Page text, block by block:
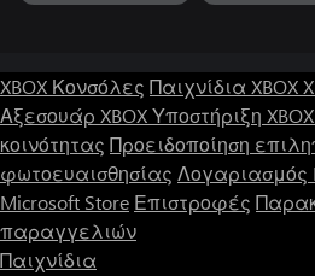
XBOX Κονσόλες Παιχνίδια XBOX
Αξεσουάρ XBOXΥποστήριξη XBOX
κοινότητας Προειδοποίηση
φωτοευαισθησίας Λογαριασμός
Microsoft Store Επιστροφές
παραγγελιών
Παιχνίδια